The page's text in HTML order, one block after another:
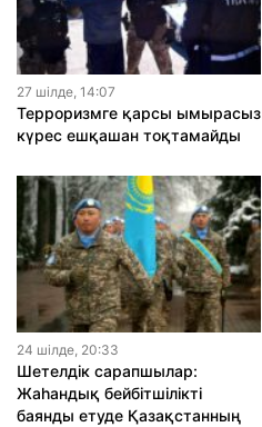
27 шiлде, 14:07
Терроризмге қарсы ымырасыз
күрес ешқашан тоқтамайды
24 шiлде, 20:33
Шетелдік сарапшылар:
Жаһандық бейбітшілікті
баянды етуде Қазақстанның